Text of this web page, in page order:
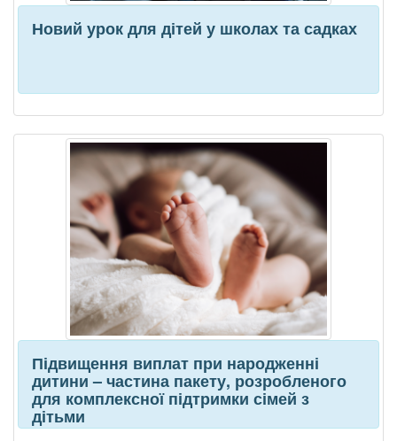
Новий урок для дітей у школах та садках
Підвищення виплат при народженні
дитини – частина пакету, розробленого
для комплексної підтримки сімей з
дітьми